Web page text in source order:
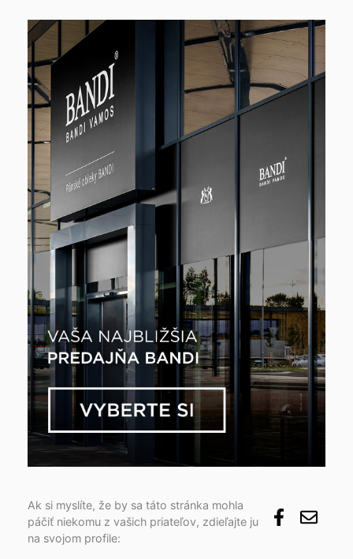
Ak si myslíte, že by sa táto stránka mohla
páčiť niekomu z vašich priateľov, zdieľajte ju
na svojom profile: